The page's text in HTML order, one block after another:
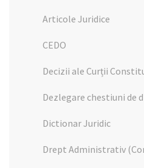
Articole Juridice
CEDO
Decizii ale Curții
Dezlegare chestiuni de
Dictionar Juridic
Drept Administrativ